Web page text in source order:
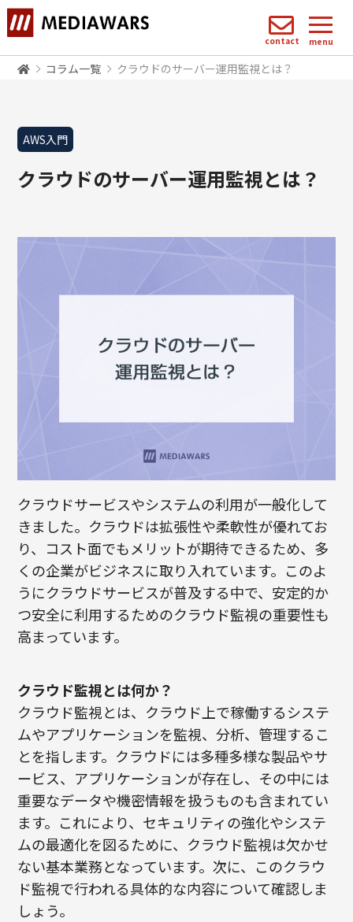
menu
contact
コラム一覧 クラウドのサーバー運用監視とは？
AWS入門
クラウドのサーバー運用監視とは？
クラウドサービスやシステムの利用が一般化して
きました。クラウドは拡張性や柔軟性が優れてお
り、コスト面でもメリットが期待できるため、多
くの企業がビジネスに取り入れています。このよ
うにクラウドサービスが普及する中で、安定的か
つ安全に利用するためのクラウド監視の重要性も
高まっています。
クラウド監視とは何か？
クラウド監視とは、クラウド上で稼働するシステ
ムやアプリケーションを監視、分析、管理するこ
とを指します。クラウドには多種多様な製品やサ
ービス、アプリケーションが存在し、その中には
重要なデータや機密情報を扱うものも含まれてい
ます。これにより、セキュリティの強化やシステ
ムの最適化を図るために、クラウド監視は欠かせ
ない基本業務となっています。次に、このクラウ
ド監視で行われる具体的な内容について確認しま
しょう。